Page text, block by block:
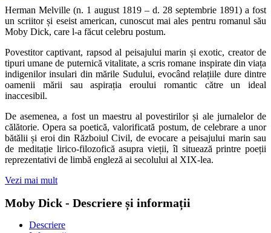
Herman Melville (n. 1 august 1819 – d. 28 septembrie 1891) a fost
un scriitor și eseist american, cunoscut mai ales pentru romanul său
Moby Dick, care l-a făcut celebru postum.
Povestitor captivant, rapsod al peisajului marin și exotic, creator de
tipuri umane de puternică vitalitate, a scris romane inspirate din viața
indigenilor insulari din mările Sudului, evocând relațiile dure dintre
oamenii mării sau aspirația eroului romantic către un ideal
inaccesibil.
De asemenea, a fost un maestru al povestirilor și ale jurnalelor de
călătorie. Opera sa poetică, valorificată postum, de celebrare a unor
bătălii și eroi din Războiul Civil, de evocare a peisajului marin sau
de meditație lirico-filozofică asupra vieții, îl situează printre poeții
reprezentativi de limbă engleză ai secolului al XIX-lea.
Vezi mai mult
Moby Dick - Descriere și informații
Descriere